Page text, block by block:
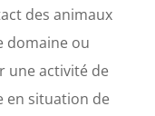
des animaux
domaine ou
une activité de
en situation de